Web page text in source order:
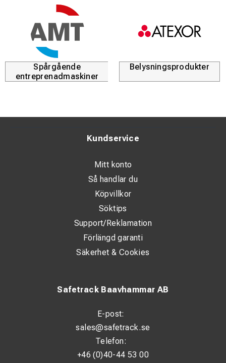
Spårgående
entreprenadmaskiner
Belysningsprodukter
Safetrack Baavhammar AB
E-post:
sales@safetrack.se
Telefon:
+46 (0)40-44 53 00
Kundservice
Mitt konto
Så handlar du
Köpvillkor
Söktips
Support/Reklamation
Förlängd garanti
Säkerhet & Cookies